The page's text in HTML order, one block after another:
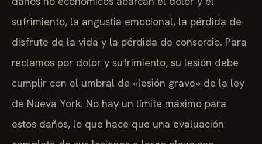
sufrimiento, la angustia emocional, la pérdida de
disfrute de la vida y la pérdida de consorcio. Para
reclamos por dolor y sufrimiento, su lesión debe
cumplir con el umbral de «lesión grave» de la ley
de Nueva York. No hay un límite máximo para
estos daños, lo que hace que una evaluación